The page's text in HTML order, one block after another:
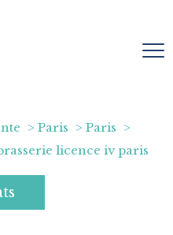
Paris
Paris
licence iv paris